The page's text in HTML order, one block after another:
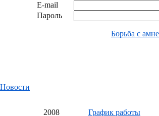
E-mail
Пароль
Борьба с
Новости
2008 График работы